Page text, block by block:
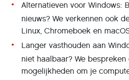
Alternatieven voor Windows:
nieuws? We verkennen ook
Linux, Chromeboek en
Langer vasthouden aan
niet haalbaar? We
mogelijkheden om je